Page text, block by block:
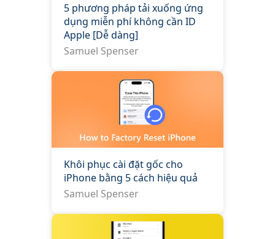
5 phương pháp tải xuống ứng
dụng miễn phí không cần ID
Apple [Dễ dàng]
Samuel Spenser
Khôi phục cài đặt gốc cho
iPhone bằng 5 cách hiệu quả
Samuel Spenser